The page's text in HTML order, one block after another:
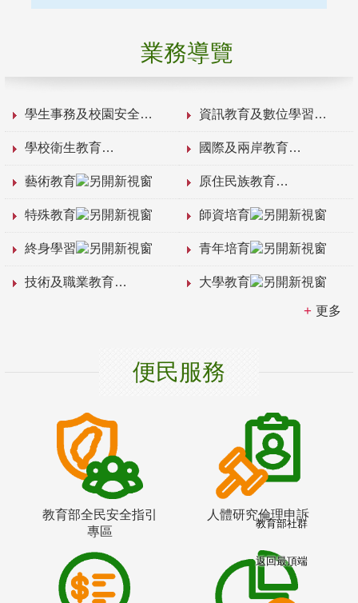
業務導覽
學生事務及校園安全 資訊教育及數位學習
學校衛生教育 國際及兩岸教育
藝術教育 原住民族教育
特殊教育 師資培育
終身學習 青年培育
技術及職業教育 大學教育
更多
便民服務
教育部全民安全指引
專區
人體研究倫理申訴
教育部社群
返回最頂端